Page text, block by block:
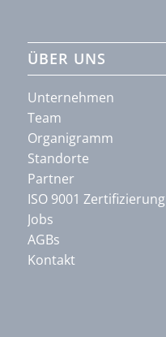
ÜBER UNS
Unternehmen
Team
Organigramm
Standorte
Partner
ISO 9001 Zertifizierung
Jobs
AGBs
Kontakt